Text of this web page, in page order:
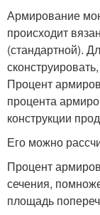
Армирование
происходит
(стандартной).
Процент
процента
конструкции
Его можно
Процент
сечения,
площадь